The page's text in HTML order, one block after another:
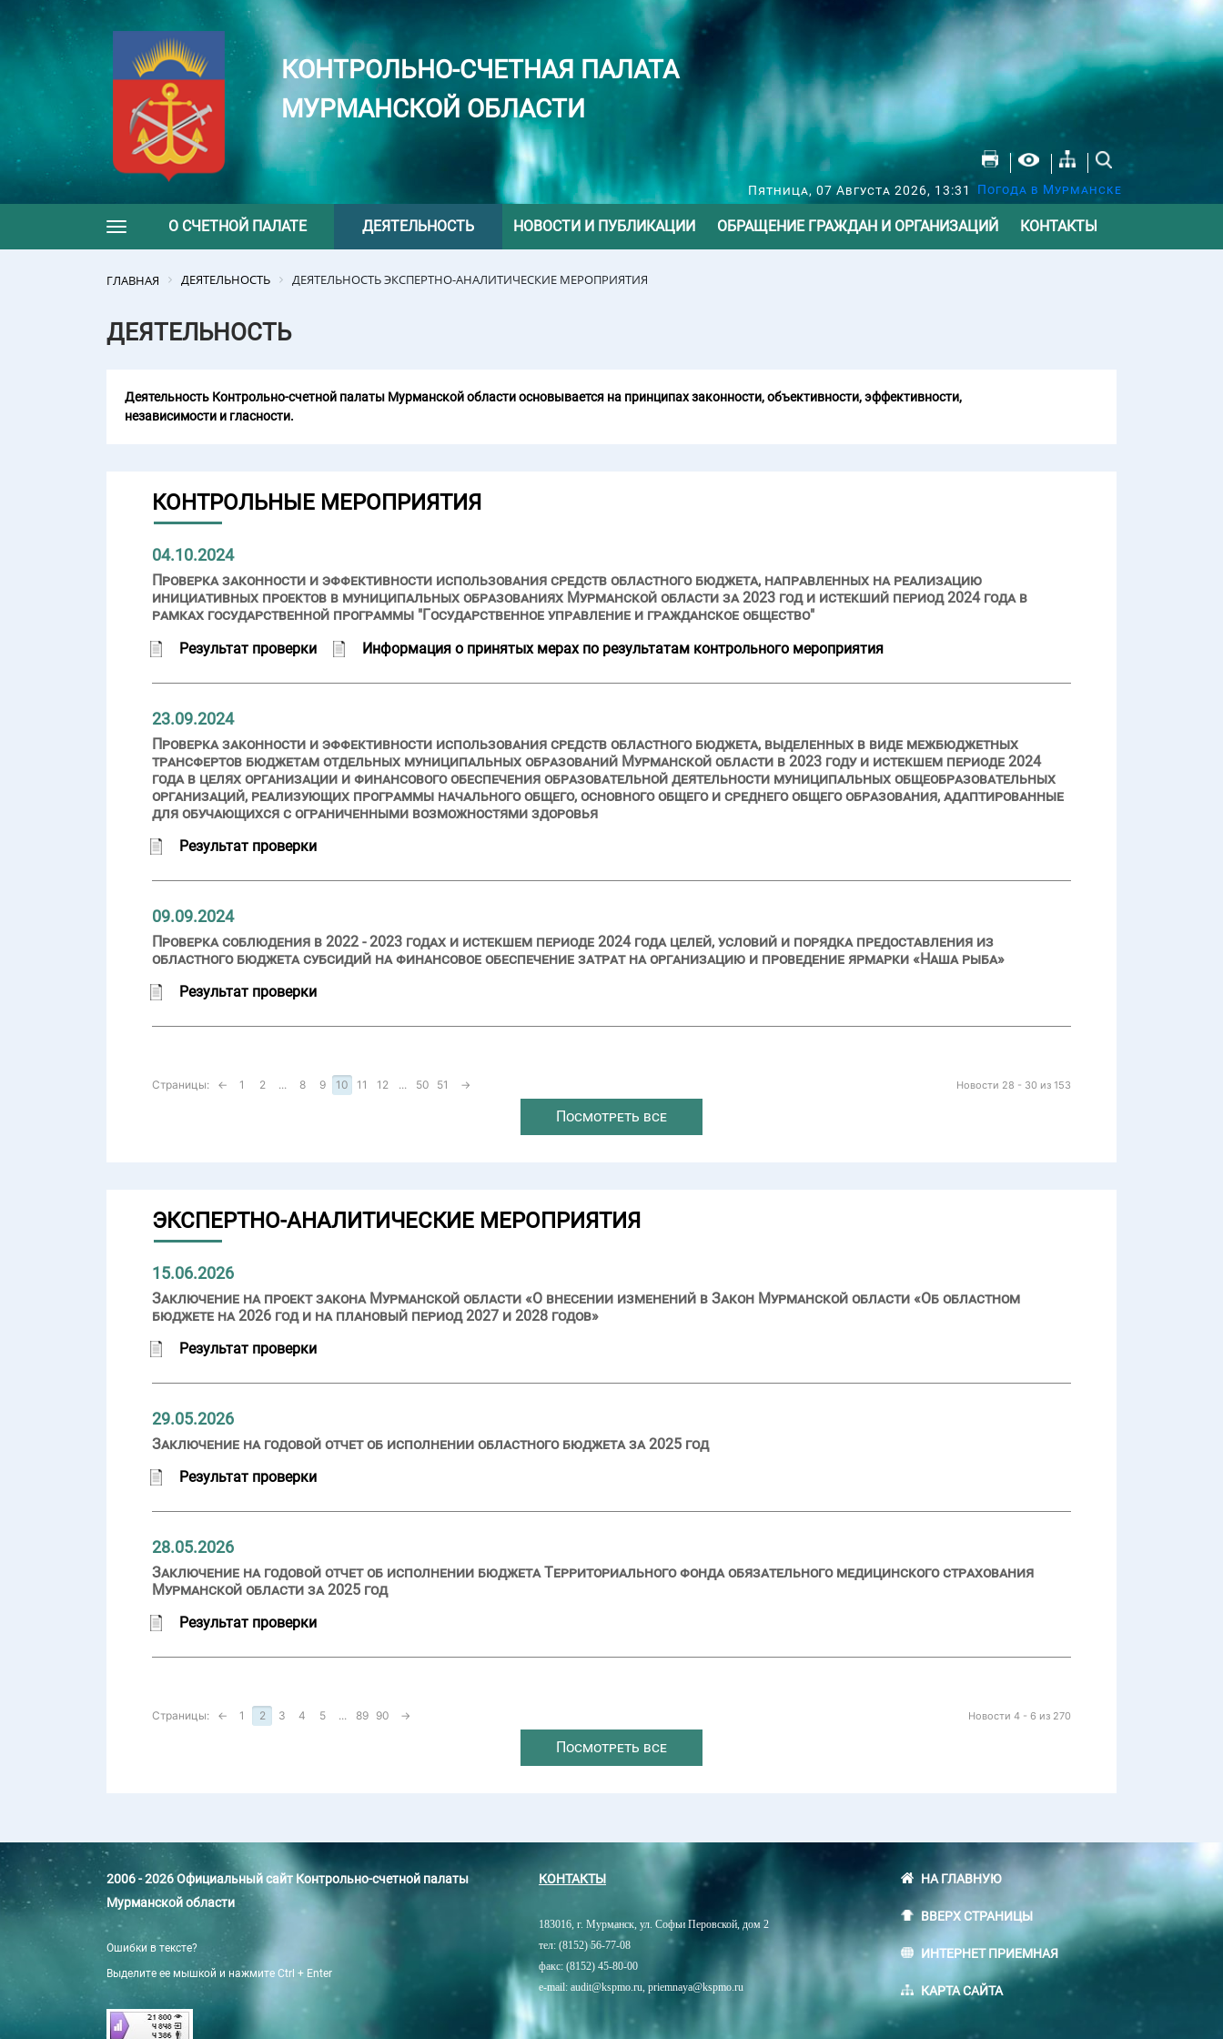
КОНТРОЛЬНО-СЧЕТНАЯ ПАЛАТА
МУРМАНСКОЙ ОБЛАСТИ
Пятница, 07 Августа 2026, 13:31 Погода в Мурманске
Toggle navigation
О СЧЕТНОЙ ПАЛАТЕ ДЕЯТЕЛЬНОСТЬ НОВОСТИ И ПУБЛИКАЦИИ ОБРАЩЕНИЕ ГРАЖДАН И ОРГАНИЗАЦИЙ КОНТАКТЫ
ГЛАВНАЯ ДЕЯТЕЛЬНОСТЬ ДЕЯТЕЛЬНОСТЬ ЭКСПЕРТНО-АНАЛИТИЧЕСКИЕ МЕРОПРИЯТИЯ
ДЕЯТЕЛЬНОСТЬ
Деятельность Контрольно-счетной палаты Мурманской области основывается на принципах законности, объективности, эффективности,
независимости и гласности.
КОНТРОЛЬНЫЕ МЕРОПРИЯТИЯ
04.10.2024
Проверка законности и эффективности использования средств областного бюджета, направленных на реализацию
инициативных проектов в муниципальных образованиях Мурманской области за 2023 год и истекший период 2024 года в
рамках государственной программы "Государственное управление и гражданское общество"
Результат проверки
Информация о принятых мерах по результатам контрольного мероприятия
23.09.2024
Проверка законности и эффективности использования средств областного бюджета, выделенных в виде межбюджетных
трансфертов бюджетам отдельных муниципальных образований Мурманской области в 2023 году и истекшем периоде 2024
года в целях организации и финансового обеспечения образовательной деятельности муниципальных общеобразовательных
организаций, реализующих программы начального общего, основного общего и среднего общего образования, адаптированные
для обучающихся с ограниченными возможностями здоровья
Результат проверки
09.09.2024
Проверка соблюдения в 2022 - 2023 годах и истекшем периоде 2024 года целей, условий и порядка предоставления из
областного бюджета субсидий на финансовое обеспечение затрат на организацию и проведение ярмарки «Наша рыба»
Результат проверки
Новости 28 - 30 из 153
Страницы: ← 1 2 ... 8 9 10 11 12 ... 50 51 →
Посмотреть все
ЭКСПЕРТНО-АНАЛИТИЧЕСКИЕ МЕРОПРИЯТИЯ
15.06.2026
Заключение на проект закона Мурманской области «О внесении изменений в Закон Мурманской области «Об областном
бюджете на 2026 год и на плановый период 2027 и 2028 годов»
Результат проверки
29.05.2026
Заключение на годовой отчет об исполнении областного бюджета за 2025 год
Результат проверки
28.05.2026
Заключение на годовой отчет об исполнении бюджета Территориального фонда обязательного медицинского страхования
Мурманской области за 2025 год
Результат проверки
Новости 4 - 6 из 270
Страницы: ← 1 2 3 4 5 ... 89 90 →
Посмотреть все
2006 - 2026 Официальный сайт Контрольно-счетной палаты
Мурманской области
Ошибки в тексте?
Выделите ее мышкой и нажмите Ctrl + Enter
КОНТАКТЫ
183016, г. Мурманск, ул. Софьи Перовской, дом 2
тел: (8152) 56-77-08
факс: (8152) 45-80-00
e-mail: audit@kspmo.ru, priemnaya@kspmo.ru
НА ГЛАВНУЮ
ВВЕРХ СТРАНИЦЫ
ИНТЕРНЕТ ПРИЕМНАЯ
КАРТА САЙТА